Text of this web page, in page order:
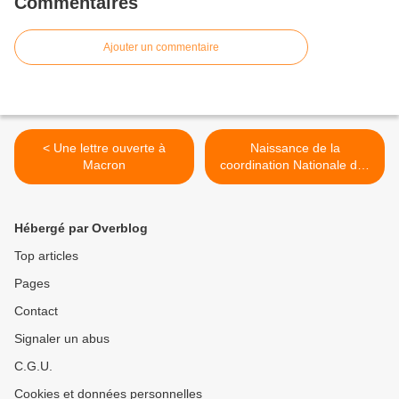
Ajouter un commentaire
< Une lettre ouverte à
Macron
Naissance de la
coordination Nationale des
Opérateurs de Mémoire de
Hébergé par Overblog
Top articles
Pages
Contact
Signaler un abus
C.G.U.
Cookies et données personnelles